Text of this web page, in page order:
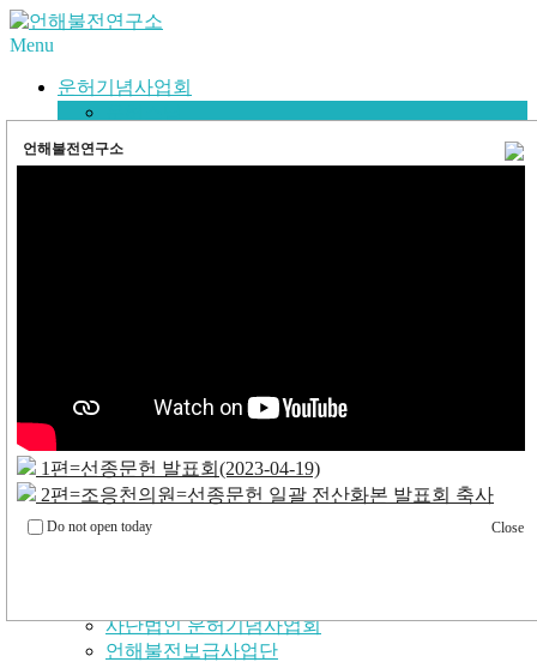
언해불전연구소
1편=선종문헌 발표회(2023-04-19)
2편=조응천의원=선종문헌 일괄 전산화본 발표회 축사
Do not open today Close
Menu
운허기념사업회
언해불전보급사업단
이바지
자료공유시스템
×
사단법인 운허기념사업회
언해불전보급사업단